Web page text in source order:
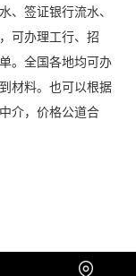
、签证银行流水、
可办理工行、招
。全国各地均可办
材料。也可以根据
介，价格公道合